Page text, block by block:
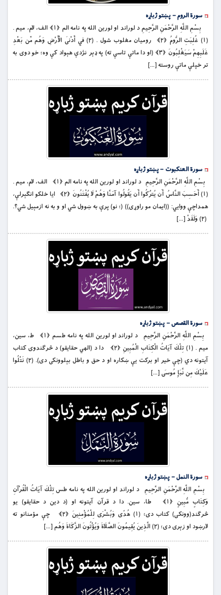
سورة الروم – پښتو ژباړه
بِسْمِ اللَّهِ الرَّحْمَنِ الرَّحِيمِ د لوراند او لورين الله په نامه الم ﴿۱﴾ الف، لام، ميم .
(۱) غُلِبَتِ الرُّومُ ﴿۲﴾ روميان مغلوب شول . (۲) فِي أَدْنَى الْأَرْضِ وَهُم مِّن بَعْدِ
غَلَبِهِمْ سَيَغْلِبُونَ ﴿۳﴾ (او دا ماتې تاسې ته) په ډېر نژدې هېواد كې وه؛ خو دوى به
تر خپلې ماتې روسته […]
سورة العنکبوت – پښتو ژباړه
بِسْمِ اللَّهِ الرَّحْمَنِ الرَّحِيمِ د لوراند او لورين الله په نامه الم ﴿۱﴾ الف، لام، ميم .
(۱) أَحَسِبَ النَّاسُ أَن يُتْرَكُوا أَن يَقُولُوا آمَنَّا وَهُمْ لَا يُفْتَنُونَ ﴿۲﴾ ايا خلكو انګېرلې،
همداچې ووايي: ((ايمان مو راوړى)) (؛ نو) پرې به ښوول شي او و به نه ازمېيل شي؟.
(۲) وَلَقَدْ […]
سورة القصص – پښتو ژباړه
بِسْمِ اللَّهِ الرَّحْمَنِ الرَّحِيمِ د لوراند او لورين الله په نامه طسم ﴿۱﴾ ط، سين،
ميم . (۱) تِلْكَ آيَاتُ الْكِتَابِ الْمُبِينِ ﴿۲﴾ دا د (الهي حقایقو) د څرګندوی كتاب
آيتونه دي (چې خير او بركت يې ښكاره او د حق و باطل بېلوونكى دى). (۲) نَتْلُوا
عَلَيْكَ مِن نَّبَإِ مُوسَى […]
سورة النمل – پښتو ژباړه
بِسْمِ اللَّهِ الرَّحْمَنِ الرَّحِيمِ د لوراند او لورين الله په نامه طس تِلْكَ آيَاتُ الْقُرْآنِ
وَكِتَابٍ مُّبِينٍ ﴿۱﴾ طا، سين. دا د قرآن آيتونه او (د دین د حقایقو) یو
څرګند(وونکی) كتاب دى؛ (۱) هُدًى وَبُشْرَى لِلْمُؤْمِنِينَ ﴿۲﴾ چې مؤمنانو ته
لارښود او زېرى دى؛ (۲) الَّذِينَ يُقِيمُونَ الصَّلَاةَ وَيُؤْتُونَ الزَّكَاةَ وَهُم […]